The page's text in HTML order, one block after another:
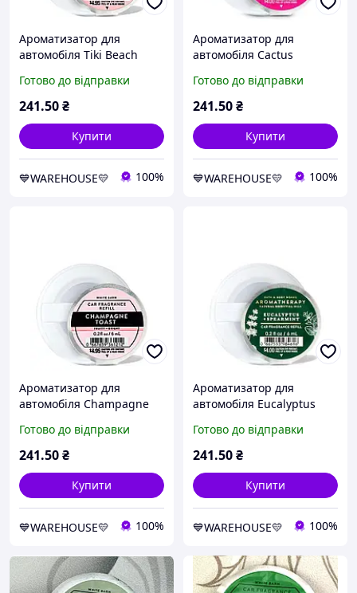
Ароматизатор для
автомобіля Tiki Beach
Готово до відправки
241.50₴
Купити
💙WAREHOUSE💛 100%
Ароматизатор для
автомобіля Cactus
Works
Готово до відправки
241.50₴
Купити
💙WAREHOUSE💛 100%
Ароматизатор для
автомобіля Champagne
Works
Готово до відправки
241.50₴
Купити
💙WAREHOUSE💛 100%
Ароматизатор для
автомобіля Eucalyptus
Body Works
Готово до відправки
241.50₴
Купити
💙WAREHOUSE💛 100%